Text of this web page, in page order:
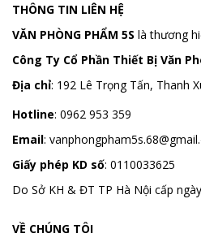
THÔNG TIN LIÊN HỆ
VĂN PHÒNG PHẨM 5S là thương
Công Ty Cổ Phần Thiết Bị Văn
Địa chỉ: 192 Lê Trọng Tấn, Thanh
Hotline: 0962 953 359
Email:
Giấy phép KD số: 0110033625
Do Sở KH & ĐT TP Hà Nội cấp
VỀ CHÚNG TÔI